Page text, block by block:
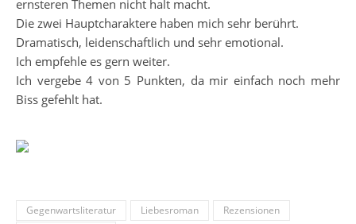
ernsteren Themen nicht halt macht.
Die zwei Hauptcharaktere haben mich sehr berührt.
Dramatisch, leidenschaftlich und sehr emotional.
Ich empfehle es gern weiter.
Ich vergebe 4 von 5 Punkten, da mir einfach noch mehr
Biss gefehlt hat.
Gegenwartsliteratur Liebesroman
Rezensionen